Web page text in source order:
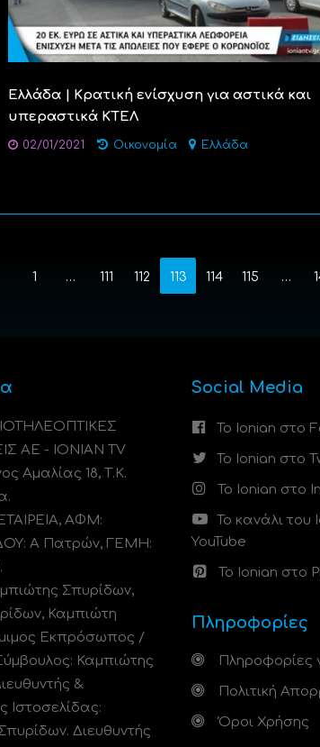
Ελλάδα | Κρατική ενίσχυση για αστικά και
υπεραστικά ΚΤΕΛ
02/01/2021 Οικονομία Ελλάδα
1 … 111 112 113 114 115 …
ΑΕ - IONIAN TV
Αμαλίας 18, Τ.Κ.
ΑΦΜ:
A Πατρών, ΓΕΜΗ:
Σπυρίδων,
Καμπιώτη
Εκπρόσωπος /
Καμπιώτης
&
Ιστοσελίδας:
Διευθυντής
Social Media
Το Ionian στο
Το Ionian στο
Το Ionian στο
Το κανάλι του
YouTube
Το Ionian στο
Πληροφορίες
Πληροφορίες
Πολιτική
Όροι Χρήσης